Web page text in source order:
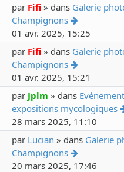
par Fifi» dans Galerie
Champignons
Voir le
01 avr. 2025, 15:25
par Fifi» dans Galerie
Champignons
Voir le
01 avr. 2025, 15:21
par Jplm » dans
expositions mycologiques
28 mars 2025, 11:10
par Lucian » dans Galerie
Champignons
Voir le
20 mars 2025, 17:46